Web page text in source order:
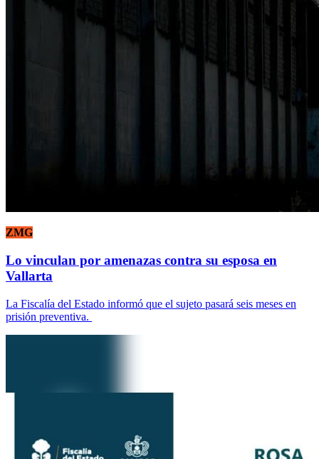
ZMG
Lo vinculan por amenazas contra su esposa en
Vallarta
La Fiscalía del Estado informó que el sujeto pasará seis meses en
prisión preventiva.